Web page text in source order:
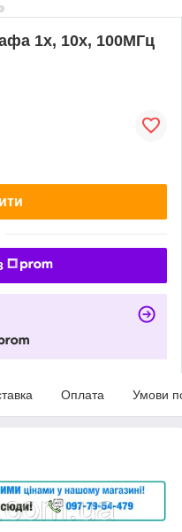
1х, 10х, 100МГц
Оплата Умови